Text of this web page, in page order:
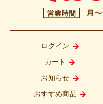
ログイン
カート
お知らせ
おすすめ商品